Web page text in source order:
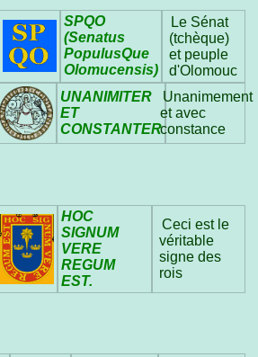
SPQO
(Senatus
PopulusQue
Olomucensis)
Le Sénat
(tchèque)
et peuple
d'Olomouc
UNANIMITER
ET
CONSTANTER
Unanimement
et avec
constance
HOC
SIGNUM
VERE
REGUM
EST.
Ceci est le
véritable
signe des
rois